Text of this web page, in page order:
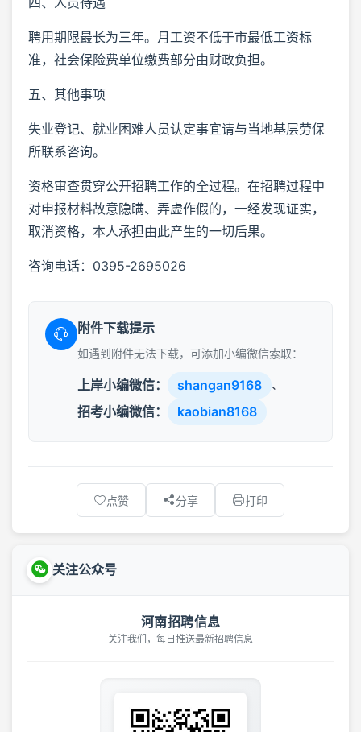
聘用期限最长为三年。月工资不低于市最低工资标
准，社会保险费单位缴费部分由财政负担。
五、其他事项
失业登记、就业困难人员认定事宜请与当地基层劳保
所联系咨询。
资格审查贯穿公开招聘工作的全过程。在招聘过程中
对申报材料故意隐瞒、弄虚作假的，一经发现证实，
取消资格，本人承担由此产生的一切后果。
咨询电话：0395-2695026
附件下载提示
如遇到附件无法下载，可添加小编微信索取：
上岸小编微信： shangan9168 、
招考小编微信： kaobian8168
点赞 分享 打印
关注公众号
河南招聘信息
关注我们，每日推送最新招聘信息